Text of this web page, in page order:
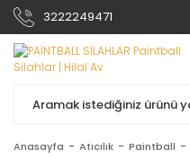
3222249471
Anasayfa Atıcılık Paintball